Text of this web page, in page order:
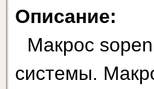
Описание:
Макрос
системы.